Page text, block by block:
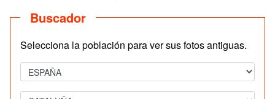
Buscador
Selecciona la población para ver sus fotos antiguas.